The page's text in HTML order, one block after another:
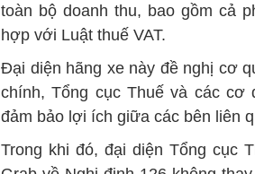
toàn bộ doanh thu, bao gồm cả
hợp với Luật thuế VAT.
Đại diện hãng xe này đề nghị cơ
chính, Tổng cục Thuế và các cơ
đảm bảo lợi ích giữa các bên liên
Trong khi đó, đại diện Tổng cục